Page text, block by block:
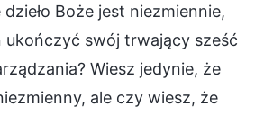
Boże jest niezmiennie,
ukończyć swój trwający sześć
Wiesz jedynie, że
ale czy wiesz, że